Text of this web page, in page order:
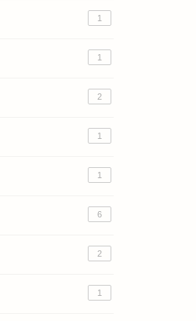
1
1
2
1
1
6
2
1